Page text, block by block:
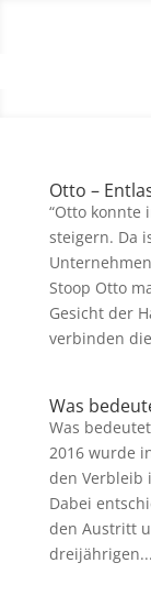
Otto –
“Otto konnte
steigern. Da
Stoop Otto
Gesicht der
verbinden
Was
Was
2016 wurde
den Verbleib
Dabei
den Austritt
dreijährigen...